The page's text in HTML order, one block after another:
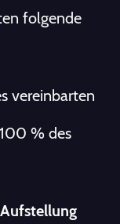
folgende
vereinbarten
% des